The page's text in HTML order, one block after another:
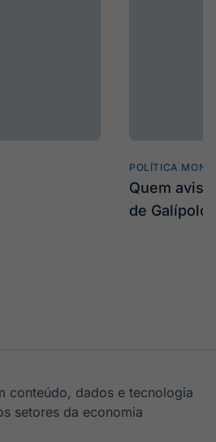
POLÍTICA
Quem
de Galípolo
conteúdo, dados e tecnologia
setores da economia